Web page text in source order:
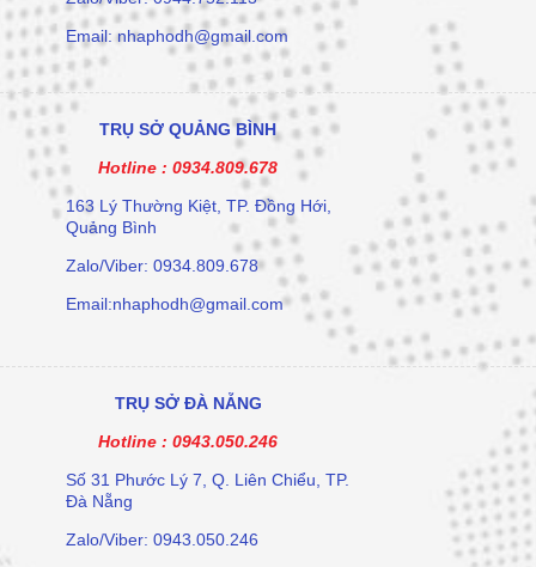
Email: nhaphodh@gmail.com
TRỤ SỞ QUẢNG BÌNH
Hotline : 0934.809.678
163 Lý Thường Kiệt, TP. Đồng Hới,
Quảng Bình
Zalo/Viber: 0934.809.678
Email:nhaphodh@gmail.com
TRỤ SỞ ĐÀ NẴNG
Hotline : 0943.050.246
Số 31 Phước Lý 7, Q. Liên Chiểu, TP.
Đà Nẵng
Zalo/Viber: 0943.050.246